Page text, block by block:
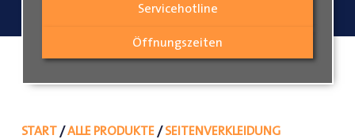
Servicehotline
Öffnungszeiten
START/ALLE PRODUKTE/SEITENVERKLEIDUNG